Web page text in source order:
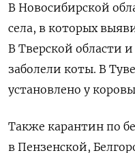
В Новосибирской
села, в которых
В Тверской области
заболели коты. В
установлено у
Также карантин по
в Пензенской,